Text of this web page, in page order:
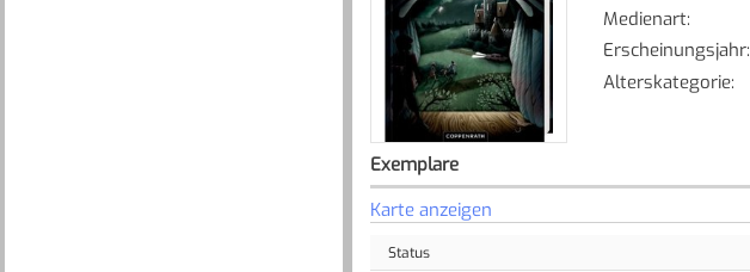
Medienart:
Erscheinungsjahr:
Alterskategorie:
Exemplare
Karte anzeigen
Status